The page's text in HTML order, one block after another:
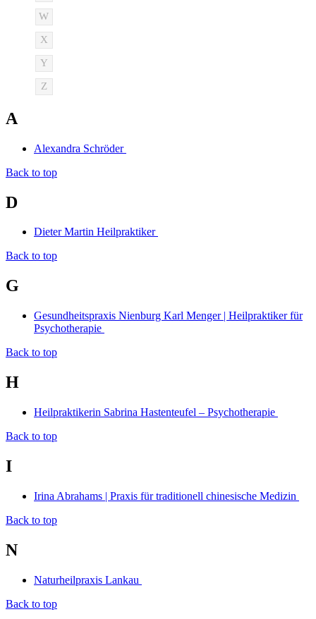
W
X
Y
Z
A
Alexandra Schröder
Back to top
D
Dieter Martin Heilpraktiker
Back to top
G
Gesundheitspraxis Nienburg Karl Menger | Heilpraktiker für
Psychotherapie
Back to top
H
Heilpraktikerin Sabrina Hastenteufel – Psychotherapie
Back to top
I
Irina Abrahams | Praxis für traditionell chinesische Medizin
Back to top
N
Naturheilpraxis Lankau
Back to top